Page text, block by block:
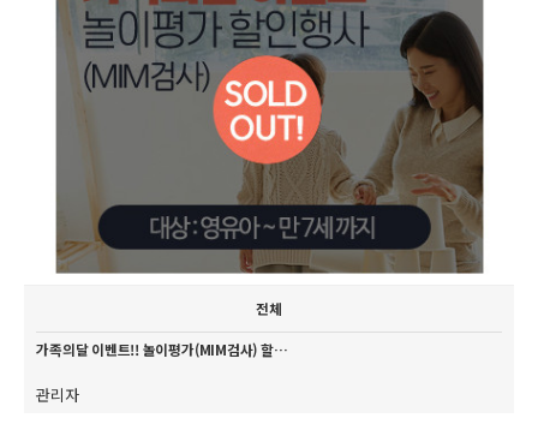
전체
가족의달 이벤트!! 놀이평가(MIM검사) 할…
관리자